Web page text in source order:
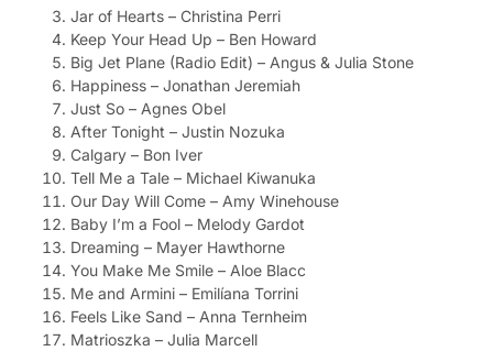
Jar of Hearts – Christina Perri
Keep Your Head Up – Ben Howard
Big Jet Plane (Radio Edit) – Angus & Julia Stone
Happiness – Jonathan Jeremiah
Just So – Agnes Obel
After Tonight – Justin Nozuka
Calgary – Bon Iver
Tell Me a Tale – Michael Kiwanuka
Our Day Will Come – Amy Winehouse
Baby I’m a Fool – Melody Gardot
Dreaming – Mayer Hawthorne
You Make Me Smile – Aloe Blacc
Me and Armini – Emilíana Torrini
Feels Like Sand – Anna Ternheim
Matrioszka – Julia Marcell